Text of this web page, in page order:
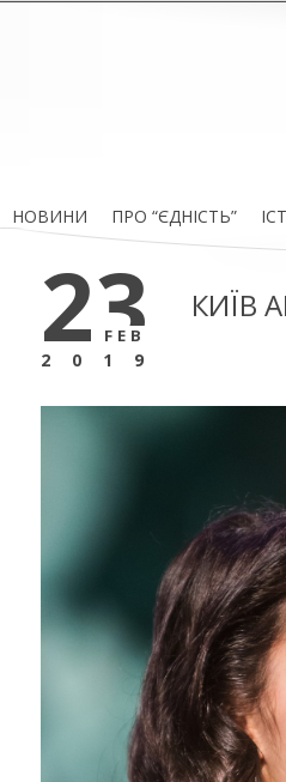
НОВИНИ ПРО “ЄДНІСТЬ”
23
FEB
2019
КИЇВ